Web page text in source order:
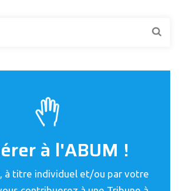
à l'ABUM !
à titre individuel et/ou par votre